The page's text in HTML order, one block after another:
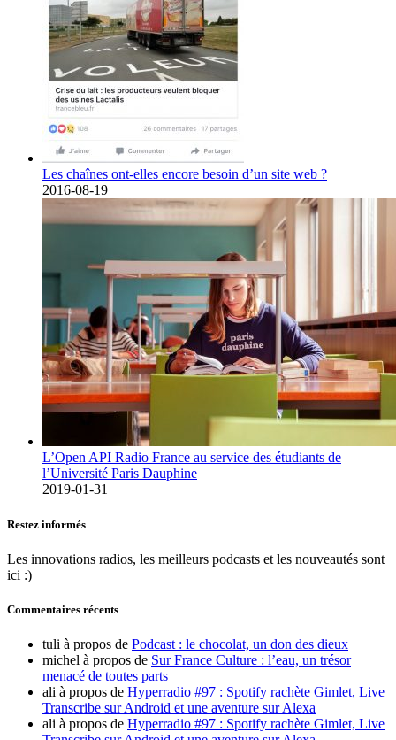
Les chaînes ont-elles encore besoin d’un site web ?
2016-08-19
L’Open API Radio France au service des étudiants de
l’Université Paris Dauphine
2019-01-31
Restez informés
Les innovations radios, les meilleurs podcasts et les nouveautés sont
ici :)
Commentaires récents
tuli à propos de Podcast : le chocolat, un don des dieux
michel à propos de Sur France Culture : l’eau, un trésor
menacé de toutes parts
ali à propos de Hyperradio #97 : Spotify rachète Gimlet, Live
Transcribe sur Android et une aventure sur Alexa
ali à propos de Hyperradio #97 : Spotify rachète Gimlet, Live